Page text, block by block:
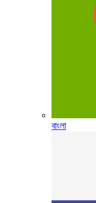
বাংলা